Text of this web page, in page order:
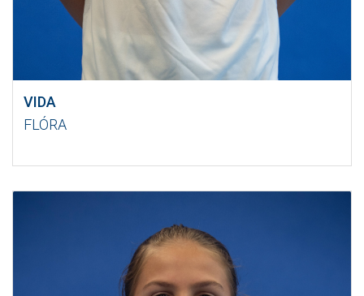
VIDA
FLÓRA